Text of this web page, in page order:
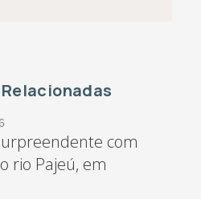
com
rio Pajeú, em